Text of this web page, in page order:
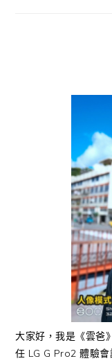
大家好，我是《雲爸
任 LG G Pro2 體驗